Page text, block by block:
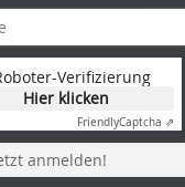
Verifizierung
Hier klicken
FriendlyCaptcha ⇗
anmelden!